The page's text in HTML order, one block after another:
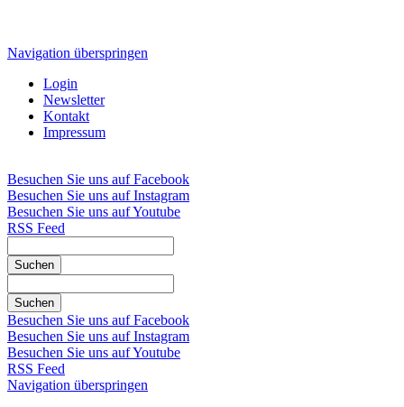
Navigation überspringen
Login
Newsletter
Kontakt
Impressum
Besuchen Sie uns auf Facebook
Besuchen Sie uns auf Instagram
Besuchen Sie uns auf Youtube
RSS Feed
Suchen
Suchen
Besuchen Sie uns auf Facebook
Besuchen Sie uns auf Instagram
Besuchen Sie uns auf Youtube
RSS Feed
Navigation überspringen